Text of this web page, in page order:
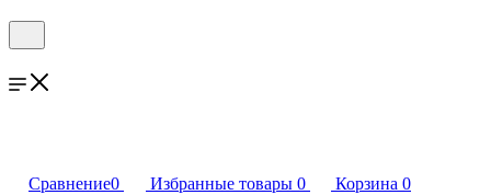
Сравнение0 Избранные товары 0 Корзина 0